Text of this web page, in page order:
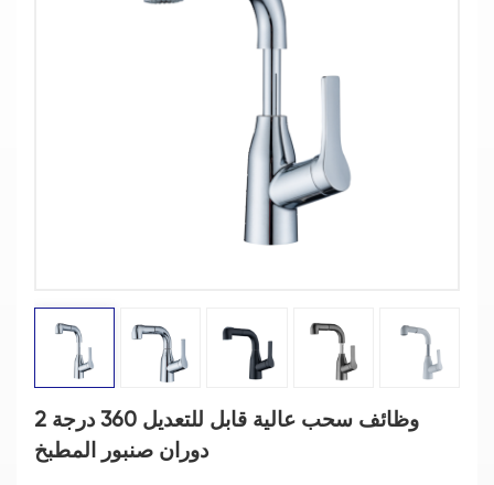
2 وظائف سحب عالية قابل للتعديل 360 درجة
دوران صنبور المطبخ